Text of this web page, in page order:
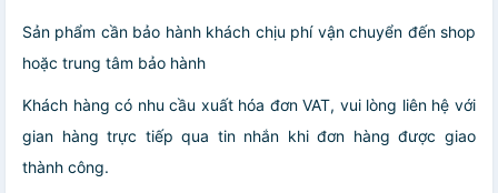
Sản phẩm cần bảo hành khách chịu phí vận chuyển đến shop
hoặc trung tâm bảo hành
Khách hàng có nhu cầu xuất hóa đơn VAT, vui lòng liên hệ với
gian hàng trực tiếp qua tin nhắn khi đơn hàng được giao
thành công.